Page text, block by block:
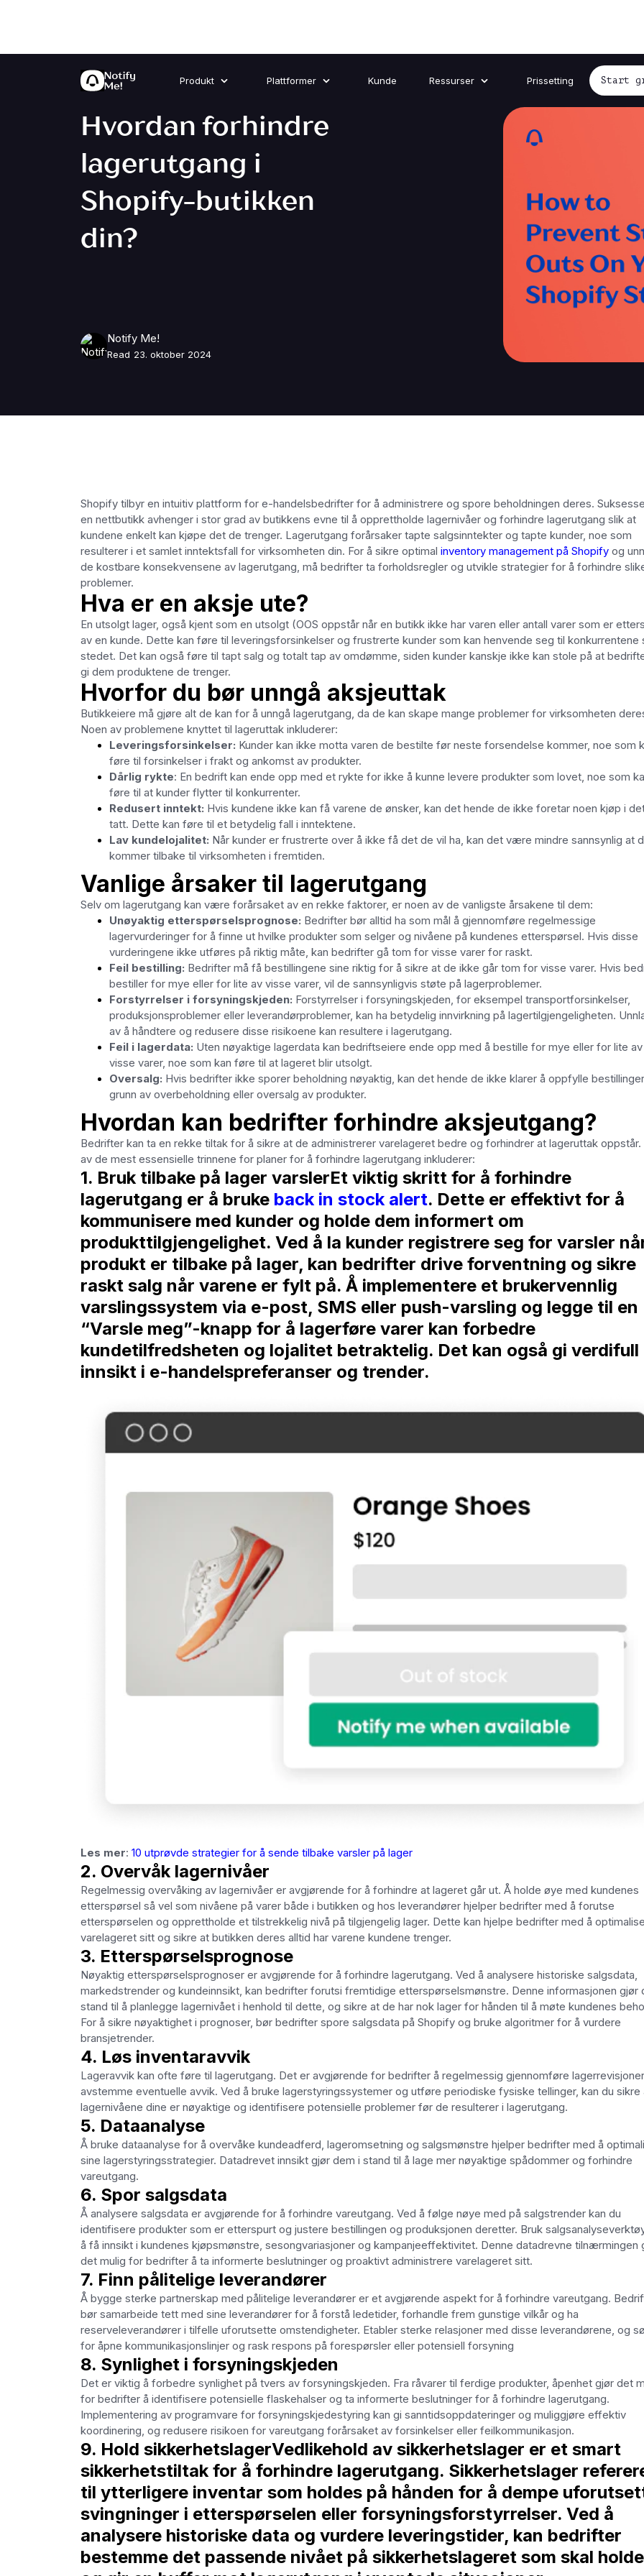
Produkt Plattformer Kunde Ressurser Prissetting Start
Hvordan forhindre
lagerutgang i
Shopify-butikken
din?
Notify Me!
Read 23. oktober 2024
Shopify tilbyr en intuitiv plattform for e-handelsbedrifter for å administrere og spore beholdningen deres.
en nettbutikk avhenger i stor grad av butikkens evne til å opprettholde lagernivåer og forhindre lagerutgang slik at
kundene enkelt kan kjøpe det de trenger. Lagerutgang forårsaker tapte salgsinntekter og tapte kunder, noe som
resulterer i et samlet inntektsfall for virksomheten din. For å sikre optimal inventory management på Shopifyog
de kostbare konsekvensene av lagerutgang, må bedrifter ta forholdsregler og utvikle strategier for å forhindre
problemer.
Hva er en aksje ute?
En utsolgt lager, også kjent som en utsolgt (OOS oppstår når en butikk ikke har varen eller antall varer som er
av en kunde. Dette kan føre til leveringsforsinkelser og frustrerte kunder som kan henvende seg til konkurrentene
stedet. Det kan også føre til tapt salg og totalt tap av omdømme, siden kunder kanskje ikke kan stole på at
gi dem produktene de trenger.
Hvorfor du bør unngå aksjeuttak
Butikkeiere må gjøre alt de kan for å unngå lagerutgang, da de kan skape mange problemer for virksomheten
Noen av problemene knyttet til lageruttak inkluderer:
Leveringsforsinkelser: Kunder kan ikke motta varen de bestilte før neste forsendelse kommer, noe som
føre til forsinkelser i frakt og ankomst av produkter.
Dårlig rykte: En bedrift kan ende opp med et rykte for ikke å kunne levere produkter som lovet, noe som
føre til at kunder flytter til konkurrenter.
Redusert inntekt: Hvis kundene ikke kan få varene de ønsker, kan det hende de ikke foretar noen kjøp i
tatt. Dette kan føre til et betydelig fall i inntektene.
Lav kundelojalitet: Når kunder er frustrerte over å ikke få det de vil ha, kan det være mindre sannsynlig at
kommer tilbake til virksomheten i fremtiden.
Vanlige årsaker til lagerutgang
Selv om lagerutgang kan være forårsaket av en rekke faktorer, er noen av de vanligste årsakene til dem:
Unøyaktig etterspørselsprognose: Bedrifter bør alltid ha som mål å gjennomføre regelmessige
lagervurderinger for å finne ut hvilke produkter som selger og nivåene på kundenes etterspørsel. Hvis disse
vurderingene ikke utføres på riktig måte, kan bedrifter gå tom for visse varer for raskt.
Feil bestilling: Bedrifter må få bestillingene sine riktig for å sikre at de ikke går tom for visse varer. Hvis
bestiller for mye eller for lite av visse varer, vil de sannsynligvis støte på lagerproblemer.
Forstyrrelser i forsyningskjeden: Forstyrrelser i forsyningskjeden, for eksempel transportforsinkelser,
produksjonsproblemer eller leverandørproblemer, kan ha betydelig innvirkning på lagertilgjengeligheten.
av å håndtere og redusere disse risikoene kan resultere i lagerutgang.
Feil i lagerdata: Uten nøyaktige lagerdata kan bedriftseiere ende opp med å bestille for mye eller for lite av
visse varer, noe som kan føre til at lageret blir utsolgt.
Oversalg: Hvis bedrifter ikke sporer beholdning nøyaktig, kan det hende de ikke klarer å oppfylle
grunn av overbeholdning eller oversalg av produkter.
Hvordan kan bedrifter forhindre aksjeutgang?
Bedrifter kan ta en rekke tiltak for å sikre at de administrerer varelageret bedre og forhindrer at lageruttak oppstår.
av de mest essensielle trinnene for planer for å forhindre lagerutgang inkluderer:
1. Bruk tilbake på lager varslerEt viktig skritt for å forhindre
lagerutgang er å bruke back in stock alert. Dette er effektivt for å
kommunisere med kunder og holde dem informert om
produkttilgjengelighet. Ved å la kunder registrere seg for varsler
produkt er tilbake på lager, kan bedrifter drive forventning og sikre
raskt salg når varene er fylt på. Å implementere et brukervennlig
varslingssystem via e-post, SMS eller push-varsling og legge til en
“Varsle meg”-knapp for å lagerføre varer kan forbedre
kundetilfredsheten og lojalitet betraktelig. Det kan også gi verdifull
innsikt i e-handelspreferanser og trender.
Les mer: 10 utprøvde strategier for å sende tilbake varsler på lager
2. Overvåk lagernivåer
Regelmessig overvåking av lagernivåer er avgjørende for å forhindre at lageret går ut. Å holde øye med kundenes
etterspørsel så vel som nivåene på varer både i butikken og hos leverandører hjelper bedrifter med å forutse
etterspørselen og opprettholde et tilstrekkelig nivå på tilgjengelig lager. Dette kan hjelpe bedrifter med å
varelageret sitt og sikre at butikken deres alltid har varene kundene trenger.
3. Etterspørselsprognose
Nøyaktig etterspørselsprognoser er avgjørende for å forhindre lagerutgang. Ved å analysere historiske salgsdata,
markedstrender og kundeinnsikt, kan bedrifter forutsi fremtidige etterspørselsmønstre. Denne informasjonen gjør
stand til å planlegge lagernivået i henhold til dette, og sikre at de har nok lager for hånden til å møte kundenes
For å sikre nøyaktighet i prognoser, bør bedrifter spore salgsdata på Shopify og bruke algoritmer for å vurdere
bransjetrender.
4. Løs inventaravvik
Lageravvik kan ofte føre til lagerutgang. Det er avgjørende for bedrifter å regelmessig gjennomføre
avstemme eventuelle avvik. Ved å bruke lagerstyringssystemer og utføre periodiske fysiske tellinger, kan du sikre
lagernivåene dine er nøyaktige og identifisere potensielle problemer før de resulterer i lagerutgang.
5. Dataanalyse
Å bruke dataanalyse for å overvåke kundeadferd, lageromsetning og salgsmønstre hjelper bedrifter med å
sine lagerstyringsstrategier. Datadrevet innsikt gjør dem i stand til å lage mer nøyaktige spådommer og forhindre
vareutgang.
6. Spor salgsdata
Å analysere salgsdata er avgjørende for å forhindre vareutgang. Ved å følge nøye med på salgstrender kan du
identifisere produkter som er etterspurt og justere bestillingen og produksjonen deretter. Bruk
å få innsikt i kundenes kjøpsmønstre, sesongvariasjoner og kampanjeeffektivitet. Denne datadrevne tilnærmingen
det mulig for bedrifter å ta informerte beslutninger og proaktivt administrere varelageret sitt.
7. Finn pålitelige leverandører
Å bygge sterke partnerskap med pålitelige leverandører er et avgjørende aspekt for å forhindre vareutgang.
bør samarbeide tett med sine leverandører for å forstå ledetider, forhandle frem gunstige vilkår og ha
reserveleverandører i tilfelle uforutsette omstendigheter. Etabler sterke relasjoner med disse leverandørene, og
for åpne kommunikasjonslinjer og rask respons på forespørsler eller potensiell forsyning
8. Synlighet i forsyningskjeden
Det er viktig å forbedre synlighet på tvers av forsyningskjeden. Fra råvarer til ferdige produkter, åpenhet gjør det
for bedrifter å identifisere potensielle flaskehalser og ta informerte beslutninger for å forhindre lagerutgang.
Implementering av programvare for forsyningskjedestyring kan gi sanntidsoppdateringer og muliggjøre effektiv
koordinering, og redusere risikoen for vareutgang forårsaket av forsinkelser eller feilkommunikasjon.
9. Hold sikkerhetslagerVedlikehold av sikkerhetslager er et smart
sikkerhetstiltak for å forhindre lagerutgang. Sikkerhetslager
til ytterligere inventar som holdes på hånden for å dempe
svingninger i etterspørselen eller forsyningsforstyrrelser. Ved å
analysere historiske data og vurdere leveringstider, kan bedrifter
bestemme det passende nivået på sikkerhetslageret som skal